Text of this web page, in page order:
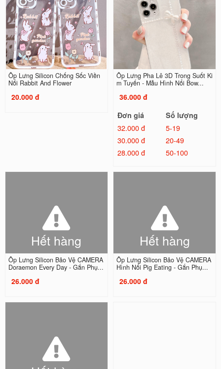
Ốp Lưng Silicon Chống Sốc Viền
Nổi Rabbit And Flower
20.000 đ
Ốp Lưng Pha Lê 3D Trong Suốt Ki
m Tuyến - Mẫu Hình Nổi Bow...
36.000 đ
Đơn giá
Số lượng
32.000 đ
5-19
30.000 đ
20-49
28.000 đ
50-100
Hết hàng
Ốp Lưng Silicon Bảo Vệ CAMERA
Doraemon Every Day - Gắn Phụ...
26.000 đ
Hết hàng
Ốp Lưng Silicon Bảo Vệ CAMERA
Hình Nổi Pig Eating - Gắn Phụ...
26.000 đ